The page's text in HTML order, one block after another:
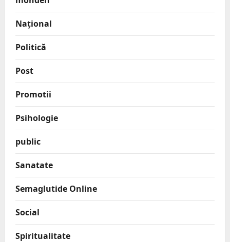
Național
Politică
Post
Promotii
Psihologie
public
Sanatate
Semaglutide Online
Social
Spiritualitate